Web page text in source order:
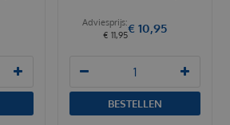
€ 11,95€ 10,95
BESTELLEN